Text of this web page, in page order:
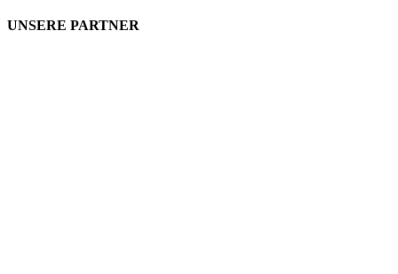
UNSERE PARTNER